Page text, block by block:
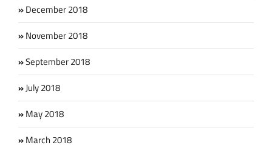
December 2018
November 2018
September 2018
July 2018
May 2018
March 2018